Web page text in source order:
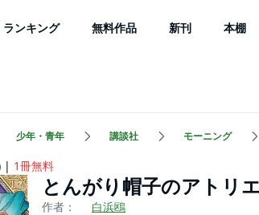
ランキング 無料作品 新刊 本棚
少年・青年 講談社 モーニング
1冊無料
とんがり帽子のアトリ
作者：
白浜鴎